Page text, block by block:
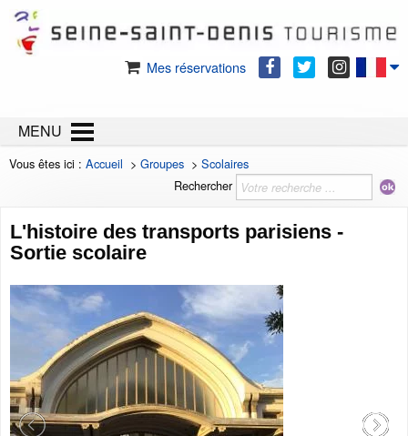
Mes réservations
MENU
Vous êtes ici : Accueil > Groupes > Scolaires
Rechercher
L'histoire des transports parisiens -
Sortie scolaire